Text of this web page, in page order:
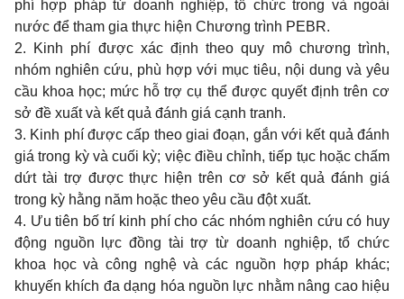
phí hợp pháp từ doanh nghiệp, tổ chức trong và ngoài
nước để tham gia thực hiện Chương trình PEBR.
2. Kinh phí được xác định theo quy mô chương trình,
nhóm nghiên cứu, phù hợp với mục tiêu, nội dung và yêu
cầu khoa học; mức hỗ trợ cụ thể được quyết định trên cơ
sở đề xuất và kết quả đánh giá cạnh tranh.
3. Kinh phí được cấp theo giai đoạn, gắn với kết quả đánh
giá trong kỳ và cuối kỳ; việc điều chỉnh, tiếp tục hoặc chấm
dứt tài trợ được thực hiện trên cơ sở kết quả đánh giá
trong kỳ hằng năm hoặc theo yêu cầu đột xuất.
4. Ưu tiên bố trí kinh phí cho các nhóm nghiên cứu có huy
động nguồn lực đồng tài trợ từ doanh nghiệp, tổ chức
khoa học và công nghệ và các nguồn hợp pháp khác;
khuyến khích đa dạng hóa nguồn lực nhằm nâng cao hiệu